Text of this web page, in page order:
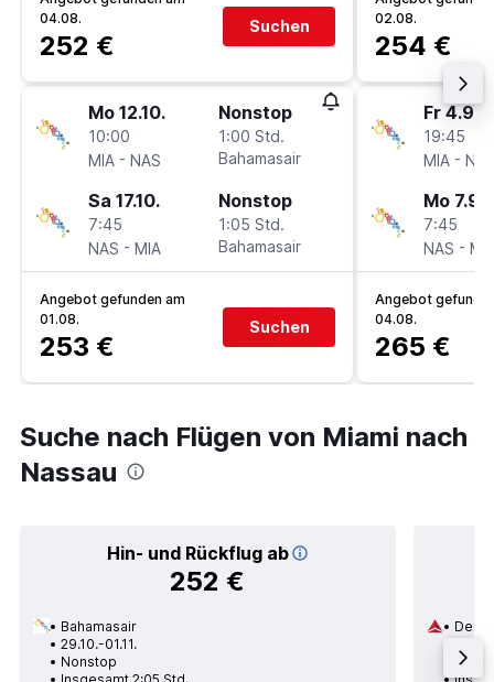
04.08.
252 €
Suchen
Mo 12.10.
10:00
MIA - NAS
Nonstop
1:00 Std.
Bahamasair
Sa 17.10.
7:45
NAS - MIA
Nonstop
1:05 Std.
Bahamasair
Angebot gefunden am
01.08.
253 €
Suchen
02.08.
254 €
Fr 4.9.
19:45
MIA -
Mo 7.9.
7:45
NAS -
Angebot
04.08.
265 €
Suche nach Flügen von Miami nach
Nassau
Hin- und Rückflug ab
252 €
Bahamasair
29.10.-01.11.
Nonstop
Delta
1